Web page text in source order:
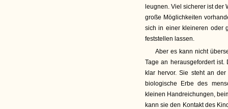
leugnen. Viel sicherer ist der
große Möglichkeiten
sich in einer kleineren oder
feststellen lassen.
Aber es kann nicht
Tage an herausgefordert
klar hervor. Sie steht an
biologische Erbe des
kleinen Handreichungen,
kann sie den Kontakt des